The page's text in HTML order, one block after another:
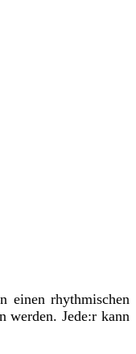
einen rhythmischen
werden. Jede:r kann